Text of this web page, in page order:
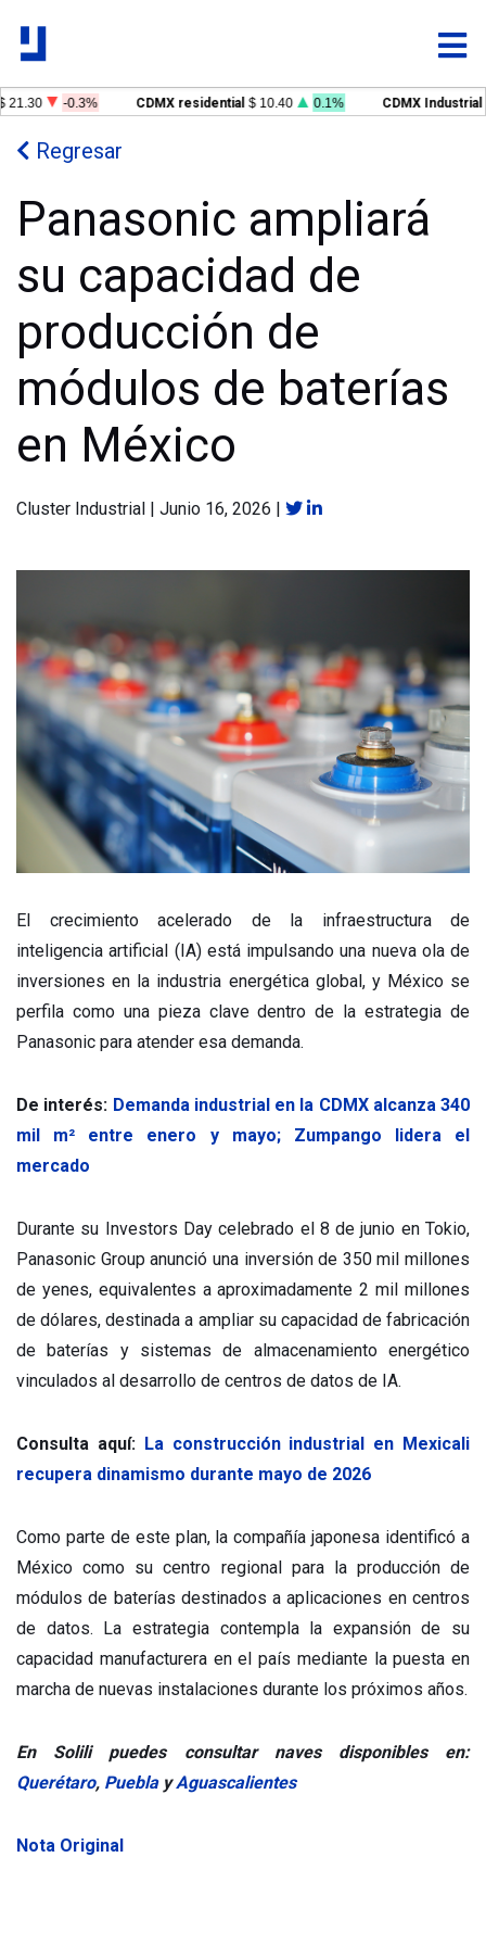
21.30 -0.3% CDMX residential $ 10.40 0.1% CDMX Industrial
Regresar
Panasonic ampliará
su capacidad de
producción de
módulos de baterías
en México
Cluster Industrial | Junio 16, 2026 |
El crecimiento acelerado de la infraestructura de
inteligencia artificial (IA) está impulsando una nueva ola de
inversiones en la industria energética global, y México se
perfila como una pieza clave dentro de la estrategia de
Panasonic para atender esa demanda.
De interés: Demanda industrial en la CDMX alcanza 340
mil m² entre enero y mayo; Zumpango lidera el
mercado
Durante su Investors Day celebrado el 8 de junio en Tokio,
Panasonic Group anunció una inversión de 350 mil millones
de yenes, equivalentes a aproximadamente 2 mil millones
de dólares, destinada a ampliar su capacidad de fabricación
de baterías y sistemas de almacenamiento energético
vinculados al desarrollo de centros de datos de IA.
Consulta aquí: La construcción industrial en Mexicali
recupera dinamismo durante mayo de 2026
Como parte de este plan, la compañía japonesa identificó a
México como su centro regional para la producción de
módulos de baterías destinados a aplicaciones en centros
de datos. La estrategia contempla la expansión de su
capacidad manufacturera en el país mediante la puesta en
marcha de nuevas instalaciones durante los próximos años.
En Solili puedes consultar naves disponibles en:
Querétaro, PueblayAguascalientes
Nota Original